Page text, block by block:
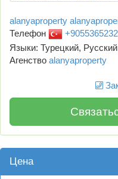
alanyaproperty
Телефон
Языки: Турецкий, Русский
Агенство alanyaproperty
Цена